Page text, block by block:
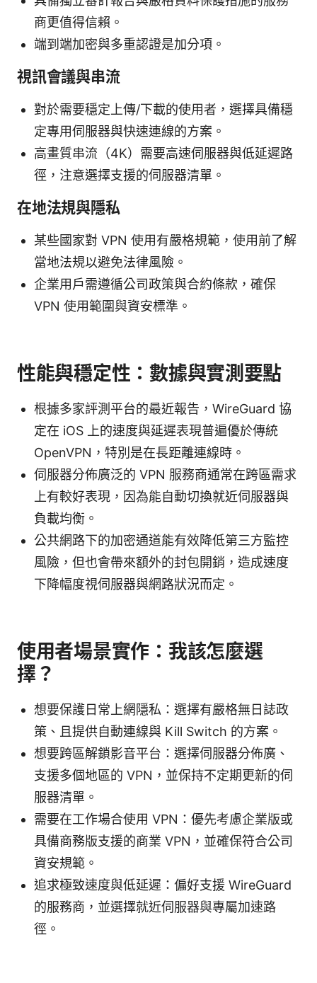
商更值得信賴。
端到端加密與多重認證是加分項。
視訊會議與串流
對於需要穩定上傳/下載的使用者，選擇具備穩
定專用伺服器與快速連線的方案。
高畫質串流（4K）需要高速伺服器與低延遲路
徑，注意選擇支援的伺服器清單。
在地法規與隱私
某些國家對 VPN 使用有嚴格規範，使用前了解
當地法規以避免法律風險。
企業用戶需遵循公司政策與合約條款，確保
VPN 使用範圍與資安標準。
性能與穩定性：數據與實測要點
根據多家評測平台的最近報告，WireGuard 協
定在 iOS 上的速度與延遲表現普遍優於傳統
OpenVPN，特別是在長距離連線時。
伺服器分佈廣泛的 VPN 服務商通常在跨區需求
上有較好表現，因為能自動切換就近伺服器與
負載均衡。
公共網路下的加密通道能有效降低第三方監控
風險，但也會帶來額外的封包開銷，造成速度
下降幅度視伺服器與網路狀況而定。
使用者場景實作：我該怎麼選
擇？
想要保護日常上網隱私：選擇有嚴格無日誌政
策、且提供自動連線與 Kill Switch 的方案。
想要跨區解鎖影音平台：選擇伺服器分佈廣、
支援多個地區的 VPN，並保持不定期更新的伺
服器清單。
需要在工作場合使用 VPN：優先考慮企業版或
具備商務版支援的商業 VPN，並確保符合公司
資安規範。
追求極致速度與低延遲：偏好支援 WireGuard
的服務商，並選擇就近伺服器與專屬加速路
徑。